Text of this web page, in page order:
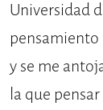
Universidad
y se me
la que